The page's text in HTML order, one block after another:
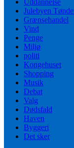
Julebyen
Grænsehandel
Vind
Penge
Miljø
politi
Kongehuset
Shopping
Musik
Debat
Valg
Dødsfald
Haven
Byggeri
Det sker